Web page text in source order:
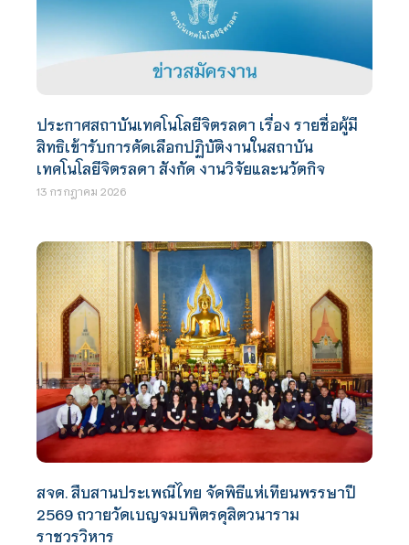
ประกาศสถาบันเทคโนโลยีจิตรลดา เรื่อง รายชื่อผู้มี
สิทธิเข้ารับการคัดเลือกปฏิบัติงานในสถาบัน
เทคโนโลยีจิตรลดา สังกัด งานวิจัยและนวัตกิจ
13 กรกฎาคม 2026
สจด. สืบสานประเพณีไทย จัดพิธีแห่เทียนพรรษาปี
2569 ถวายวัดเบญจมบพิตรดุสิตวนาราม
ราชวรวิหาร